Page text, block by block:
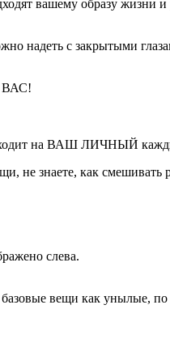
вашему образу жизни и
надеть с закрытыми
ВАС!
на ВАШ ЛИЧНЫЙ
не знаете, как
слева.
вещи как унылые,